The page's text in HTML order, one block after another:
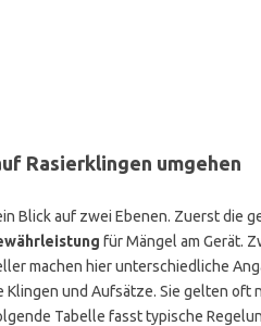
Rasierklingen umgehen
Blick auf zwei Ebenen. Zuerst die
für Mängel am Gerät.
machen hier unterschiedliche
und Aufsätze. Sie gelten oft
Tabelle fasst typische